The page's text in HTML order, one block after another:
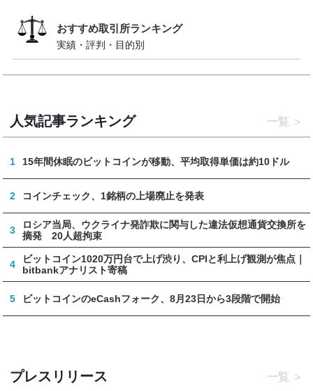
おすすめ取引所ランキング
実績・評判・目的別
人気記事ランキング 一覧
1 15年間休眠のビットコインが移動、平均取得単価は約10ドル
2 コインチェック、1銘柄の上場廃止を発表
3
ロシア当局、ウクライナ発詐欺に関与した違法仮想通貨交換所を
摘発 20人超拘束
4
ビットコイン1020万円台で上げ渋り、CPIと利上げ観測が焦点｜
bitbankアナリスト寄稿
5 ビットコインのeCashフォーク、8月23日から3段階で開始
プレスリリース 一覧